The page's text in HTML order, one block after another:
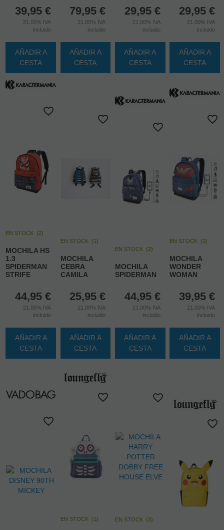
39,95 €
21.00% IVA
incluido
AÑADIR A
CESTA
79,95 €
21.00% IVA
incluido
AÑADIR A
CESTA
29,95 €
21.00% IVA
incluido
AÑADIR A
CESTA
29,95 €
21.00% IVA
incluido
AÑADIR A
CESTA
EN STOCK (2)
MOCHILA HS
1.3
SPIDERMAN
STRIFE
44,95 €
21.00% IVA
incluido
AÑADIR A
CESTA
EN STOCK (1)
MOCHILA
CEBRA
CAMILA
25,95 €
21.00% IVA
incluido
AÑADIR A
CESTA
EN STOCK (2)
MOCHILA
SPIDERMAN
44,95 €
21.00% IVA
incluido
AÑADIR A
CESTA
EN STOCK (2)
MOCHILA
WONDER
WOMAN
39,95 €
21.00% IVA
incluido
AÑADIR A
CESTA
EN STOCK (1) EN STOCK (3)